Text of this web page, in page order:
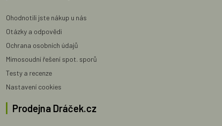
Ohodnotili jste nákup u nás
Otázky a odpovědi
Ochrana osobních údajů
Mimosoudní řešení spot. sporů
Testy a recenze
Nastavení cookies
Prodejna Dráček.cz